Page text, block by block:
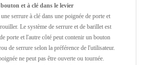
et à clé dans le levier
serrure à clé dans une poignée de porte et
Le système de serrure et de barillet est
porte et l'autre côté peut contenir un bouton
de serrure selon la préférence de l'utilisateur.
ne peut pas être ouverte ou tournée.